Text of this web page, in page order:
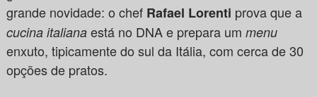
grande novidade: o chef Rafael Lorenti prova que a
cucina italianaestá no DNA e prepara um menu
enxuto, tipicamente do sul da Itália, com cerca de 30
opções de pratos.